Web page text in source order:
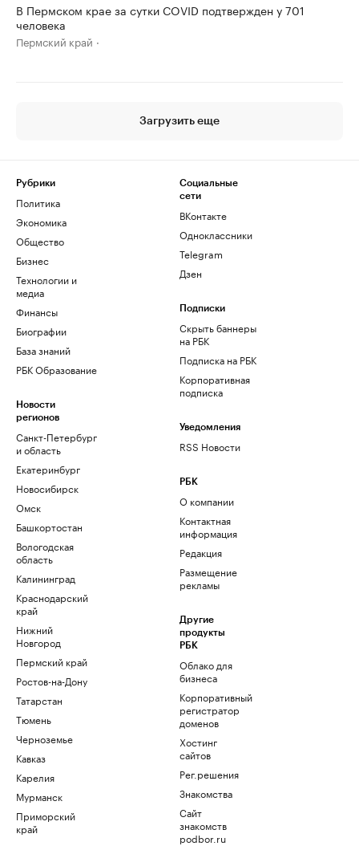
В Пермском крае за сутки COVID подтвержден у 701
человека
Пермский край
Загрузить еще
Рубрики
Политика
Экономика
Общество
Бизнес
Технологии и
медиа
Финансы
Биографии
База знаний
РБК Образование
Новости
регионов
Санкт-Петербург
и область
Екатеринбург
Новосибирск
Омск
Башкортостан
Вологодская
область
Калининград
Краснодарский
край
Нижний
Новгород
Пермский край
Ростов-на-Дону
Татарстан
Тюмень
Черноземье
Кавказ
Карелия
Мурманск
Приморский
край
Социальные
сети
ВКонтакте
Одноклассники
Telegram
Дзен
Подписки
Скрыть баннеры
на РБК
Подписка на РБК
Корпоративная
подписка
Уведомления
RSS Новости
РБК
О компании
Контактная
информация
Редакция
Размещение
рекламы
Другие
продукты
РБК
Облако для
бизнеса
Корпоративный
регистратор
доменов
Хостинг
сайтов
Рег.решения
Знакомства
Сайт
знакомств
podbor.ru